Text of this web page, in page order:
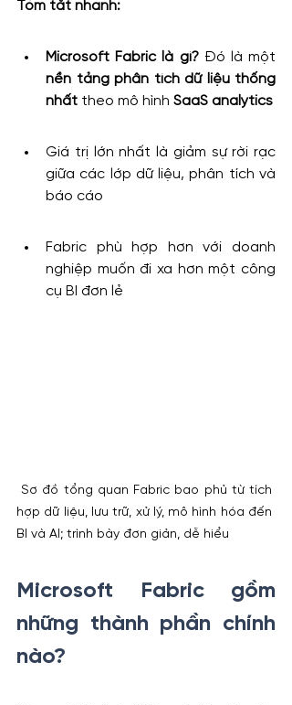
Tóm tắt nhanh:
Microsoft Fabric là gì?
nền tảng phân tích dữ liệu thống
nhất theo mô hình SaaS analytics
Giá trị lớn nhất là giảm sự rời rạc
giữa các lớp dữ liệu, phân tích và
báo cáo
Fabric phù hợp hơn với doanh
nghiệp muốn đi xa hơn một công
cụ BI đơn lẻ
Sơ đồ tổng quan Fabric bao phủ từ tích
hợp dữ liệu, lưu trữ, xử lý, mô hình hóa đến
BI và AI; trình bày đơn giản, dễ hiểu
Microsoft Fabric gồm
những thành phần chính
nào?